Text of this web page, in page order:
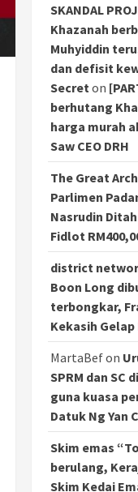
SKANDAL
Khazanah
Muhyiddin
dan defisit
Secret on
berhutang
harga murah
Saw CEO DRH
The Great
Parlimen
Nasrudin
Fidlot
district
Boon Long
terbongkar,
Kekasih
MartaBefon
SPRM dan SC
guna kuasa
Datuk Ng Yan
Skim emas
berulang,
Skim Kedai